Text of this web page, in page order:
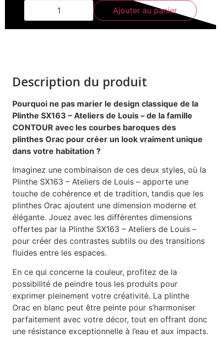
Ajouter au panier
Description du produit
Pourquoi ne pas marier le design classique de la
Plinthe SX163 – Ateliers de Louis – de la famille
CONTOUR avec les courbes baroques des
plinthes Orac pour créer un look vraiment unique
dans votre habitation ?
Imaginez une combinaison de ces deux styles, où la
Plinthe SX163 – Ateliers de Louis – apporte une
touche de cohérence et de tradition, tandis que les
plinthes Orac ajoutent une dimension moderne et
élégante. Jouez avec les différentes dimensions
offertes par la Plinthe SX163 – Ateliers de Louis –
pour créer des contrastes subtils ou des transitions
fluides entre les espaces.
En ce qui concerne la couleur, profitez de la
possibilité de peindre tous les produits pour
exprimer pleinement votre créativité. La plinthe
Orac en blanc peut être peinte pour s’harmoniser
parfaitement avec votre décor, tout en offrant donc
une résistance exceptionnelle à l’eau et aux impacts.